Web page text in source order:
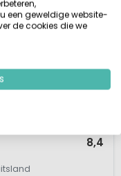
8,4
een geweldige website-
de cookies die we